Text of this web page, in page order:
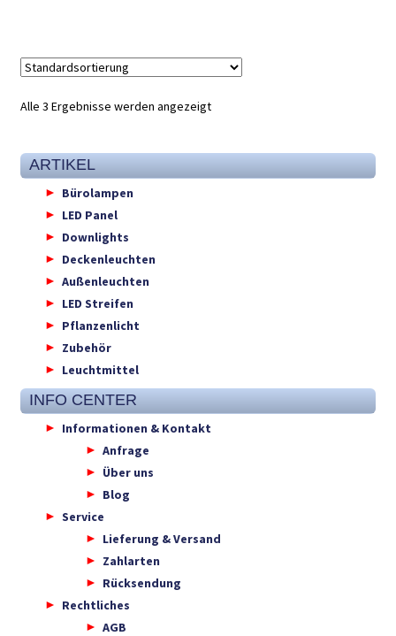
Alle 3 Ergebnisse werden angezeigt
ARTIKEL
Bürolampen
LED Panel
Downlights
Deckenleuchten
Außenleuchten
LED Streifen
Pflanzenlicht
Zubehör
Leuchtmittel
INFO CENTER
Informationen & Kontakt
Anfrage
Über uns
Blog
Service
Lieferung & Versand
Zahlarten
Rücksendung
Rechtliches
AGB